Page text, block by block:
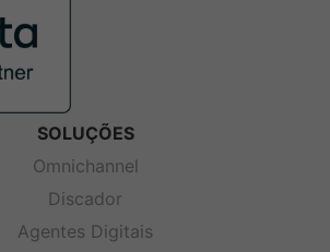
SOLUÇÕES
Omnichannel
Discador
Agentes Digitais